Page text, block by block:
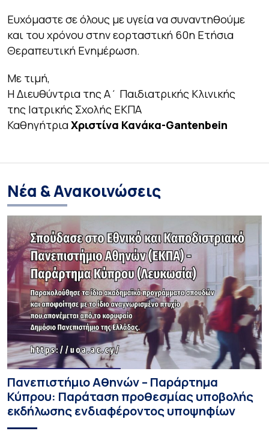
Ευχόμαστε σε όλους με υγεία να συναντηθούμε
και του χρόνου στην εορταστική 60η Ετήσια
Θεραπευτική Ενημέρωση.
Με τιμή,
Η Διευθύντρια της Α΄ Παιδιατρικής Κλινικής
της Ιατρικής Σχολής ΕΚΠΑ
ΚαθηγήτριαΧριστίνα Κανάκα-Gantenbein
Νέα & Ανακοινώσεις
Πανεπιστήμιο Αθηνών – Παράρτημα
Κύπρου: Παράταση προθεσμίας υποβολής
εκδήλωσης ενδιαφέροντος υποψηφίων